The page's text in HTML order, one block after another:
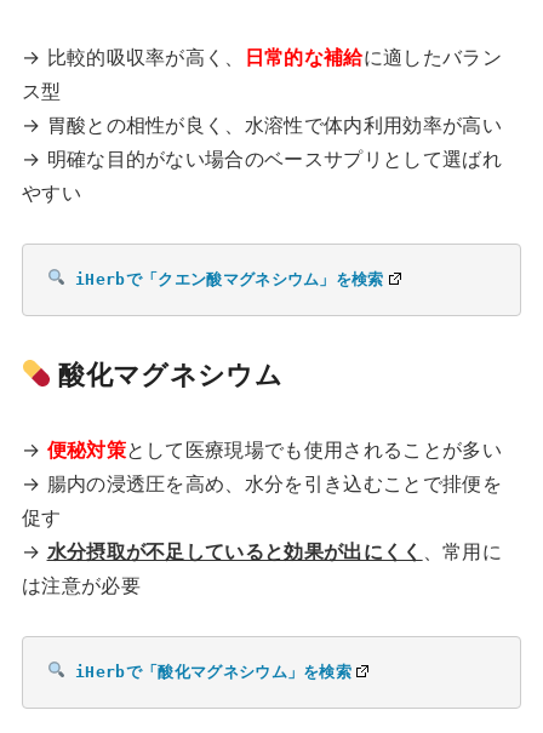
→ 比較的吸収率が高く、 日常的な補給に適したバラン
ス型
→ 胃酸との相性が良く、水溶性で体内利用効率が高い
→ 明確な目的がない場合のベースサプリとして選ばれ
やすい
iHerbで「クエン酸マグネシウム」を検索
酸化マグネシウム
→ 便秘対策として医療現場でも使用されることが多い
→ 腸内の浸透圧を高め、水分を引き込むことで排便を
促す
→ 水分摂取が不足していると効果が出にくく 、常用に
は注意が必要
iHerbで「酸化マグネシウム」を検索